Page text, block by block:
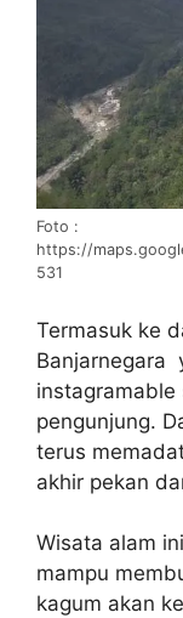
Foto :
https://
531
Termasuk ke
Banjarnegara
instagramable
pengunjung.
terus
akhir pekan
Wisata alam
mampu
kagum akan